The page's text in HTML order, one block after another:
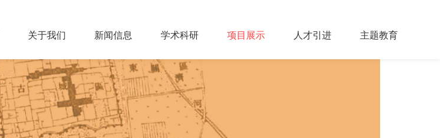
关于我们 新闻信息 学术科研 项目展示 人才引进 主题教育